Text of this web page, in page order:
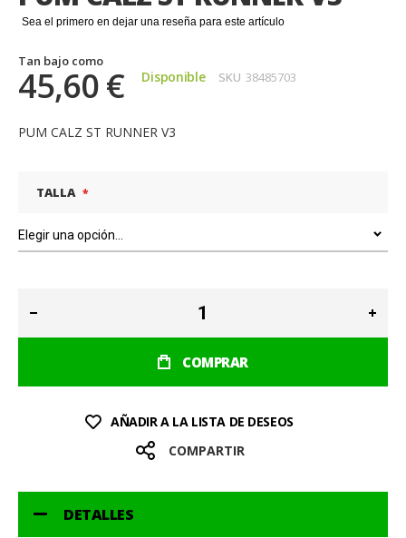
Sea el primero en dejar una reseña para este artículo
Tan bajo como
45,60 € Disponible SKU 38485703
PUM CALZ ST RUNNER V3
TALLA
COMPRAR
AÑADIR A LA LISTA DE DESEOS
COMPARTIR
la
galería
imágenes
DETALLES